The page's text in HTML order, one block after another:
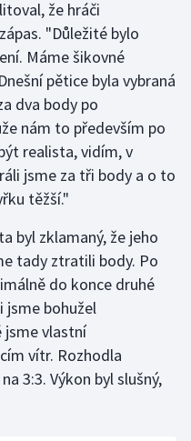
že hráči
"Důležité bylo
Máme šikovné
pětice byla vybraná
dva body po
nám to především po
realista, vidím, v
jsme za tři body a o to
těžší."
byl zklamaný, že jeho
tady ztratili body. Po
do konce druhé
jsme bohužel
vlastní
vítr. Rozhodla
3:3. Výkon byl slušný,